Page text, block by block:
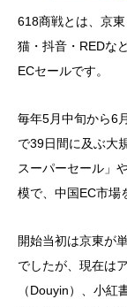
618商戦とは、京
猫・抖音・REDな
ECセールです。
毎年5月中旬から6
で39日間に及ぶ大
スーパーセール」
模で、中国EC市場
開始当初は京東が
でしたが、現在は
（Douyin）、小